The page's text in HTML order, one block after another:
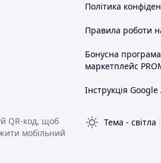
Політика
Правила роботи
Бонусна
маркетплейс
Інструкція Google
QR-код, щоб
мобільний
Тема - світла